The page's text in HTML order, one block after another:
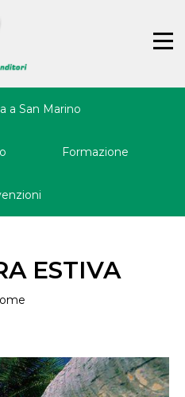
☰
a San Marino
Formazione
ESTIVA